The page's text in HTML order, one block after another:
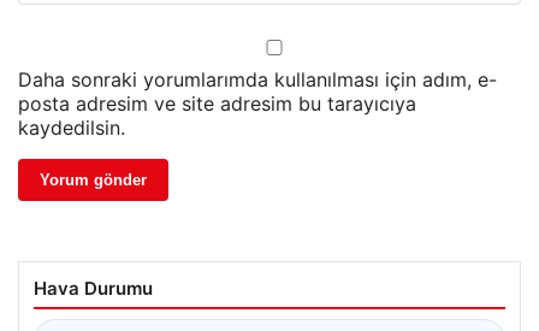
Daha sonraki yorumlarımda kullanılması için adım, e-
posta adresim ve site adresim bu tarayıcıya
kaydedilsin.
Hava Durumu